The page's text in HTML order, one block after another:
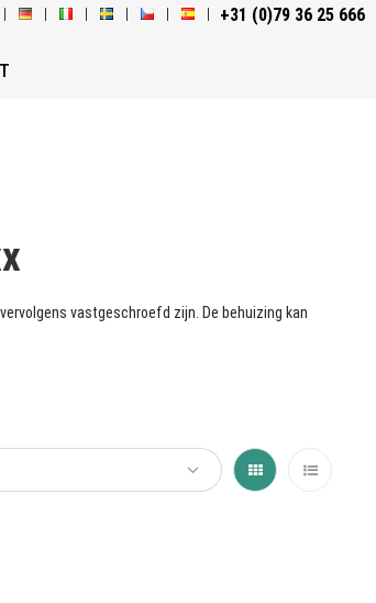
+31 (0)79 36 25 666
vastgeschroefd zijn. De behuizing kan